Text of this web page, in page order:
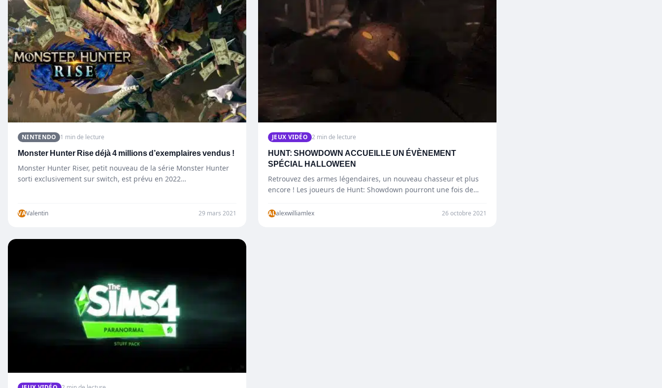
NINTENDO 1 min de lecture
Monster Hunter Rise déjà 4 millions d’exemplaires vendus !
Monster Hunter Riser, petit nouveau de la série Monster Hunter
sorti exclusivement sur switch, est prévu en 2022…
VAValentin 29 mars 2021
JEUX VIDÉO 2 min de lecture
HUNT: SHOWDOWN ACCUEILLE UN ÉVÈNEMENT
SPÉCIAL HALLOWEEN
Retrouvez des armes légendaires, un nouveau chasseur et plus
encore ! Les joueurs de Hunt: Showdown pourront une fois de
ALalexwilliamlex 26 octobre 2021